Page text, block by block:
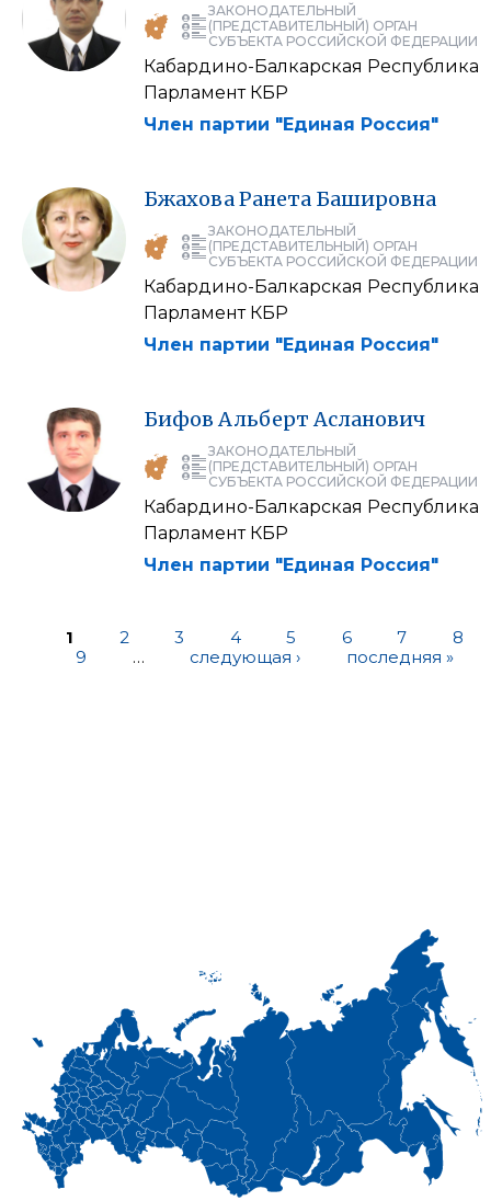
ЗАКОНОДАТЕЛЬНЫЙ
(ПРЕДСТАВИТЕЛЬНЫЙ) ОРГАН
СУБЪЕКТА РОССИЙСКОЙ ФЕДЕРАЦИИ
Кабардино-Балкарская Республика
Парламент КБР
Член партии "Единая Россия"
Бжахова Ранета Башировна
ЗАКОНОДАТЕЛЬНЫЙ
(ПРЕДСТАВИТЕЛЬНЫЙ) ОРГАН
СУБЪЕКТА РОССИЙСКОЙ ФЕДЕРАЦИИ
Кабардино-Балкарская Республика
Парламент КБР
Член партии "Единая Россия"
Бифов Альберт Асланович
ЗАКОНОДАТЕЛЬНЫЙ
(ПРЕДСТАВИТЕЛЬНЫЙ) ОРГАН
СУБЪЕКТА РОССИЙСКОЙ ФЕДЕРАЦИИ
Кабардино-Балкарская Республика
Парламент КБР
Член партии "Единая Россия"
1 2 3 4 5 6 7
8
9
… следующая › последняя »